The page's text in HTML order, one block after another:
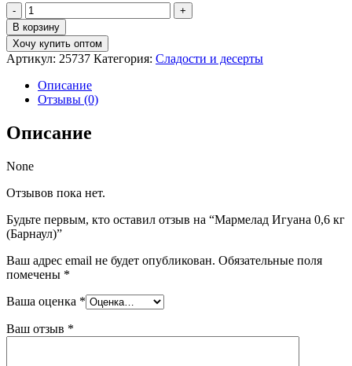
Количество
товара
Мармелад
Игуана
0,6
(Барнаул)
В корзину
Хочу купить оптом
Артикул: 25737 Категория: Сладости и десерты
Описание
Отзывы (0)
Описание
None
Отзывов пока нет.
Будьте первым, кто оставил отзыв на “Мармелад Игуана 0,6 кг
(Барнаул)”
Ваш адрес email не будет опубликован. Обязательные поля
помечены *
Ваша оценка *
Ваш отзыв *